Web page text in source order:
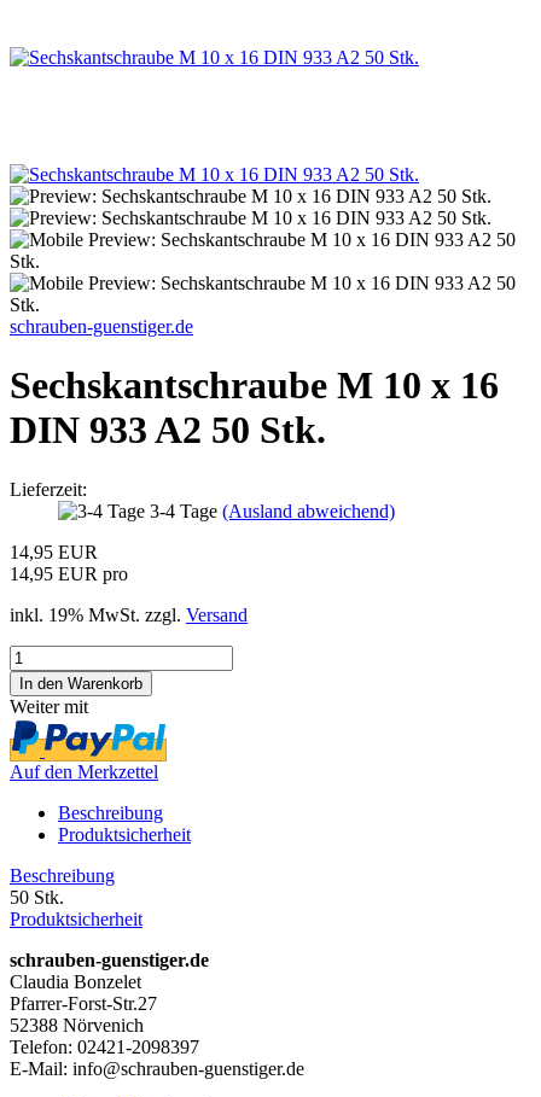
schrauben-guenstiger.de
Sechskantschraube M 10 x 16
DIN 933 A2 50 Stk.
Lieferzeit:
3-4 Tage (Ausland abweichend)
14,95 EUR
14,95 EUR pro
inkl. 19% MwSt. zzgl. Versand
Weiter mit
Auf den Merkzettel
Beschreibung
Produktsicherheit
Beschreibung
50 Stk.
Produktsicherheit
schrauben-guenstiger.de
Claudia Bonzelet
Pfarrer-Forst-Str.27
52388 Nörvenich
Telefon: 02421-2098397
E-Mail: info@schrauben-guenstiger.de